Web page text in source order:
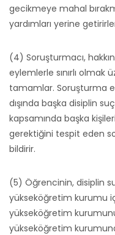
gecikmeye mahal
yardımları yerine
(4) Soruşturmacı,
eylemlerle sınırlı olmak
tamamlar. Soruşturma
dışında başka disiplin
kapsamında başka
gerektiğini tespit eden
bildirir.
(5) Öğrencinin, disiplin
yükseköğretim kurumu
yükseköğretim
yükseköğretim